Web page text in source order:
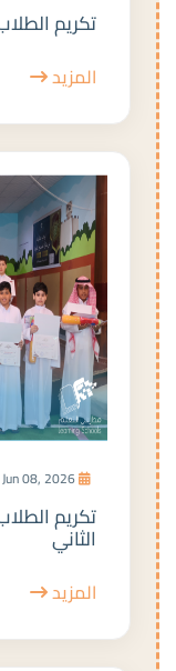
تكريم
المزيد
تكريم
الثاني
المزيد